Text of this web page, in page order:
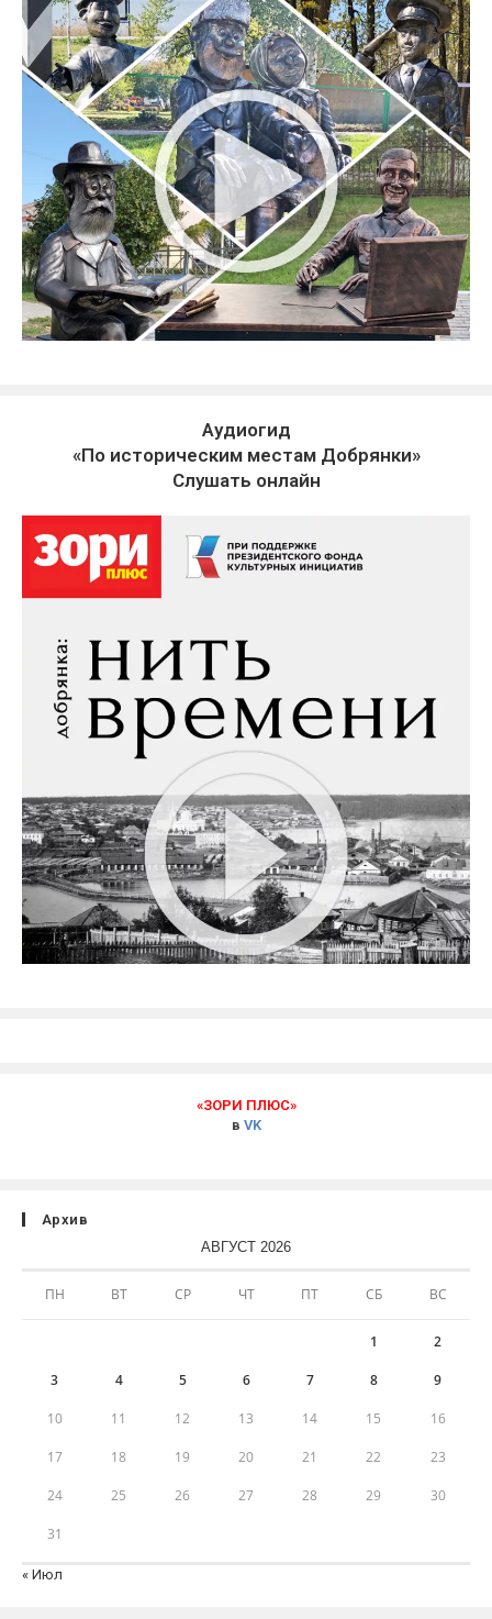
Аудиогид
«По историческим местам Добрянки»
Слушать онлайн
«ЗОРИ ПЛЮС»
в VK
Архив
АВГУСТ 2026
ПН ВТ СР ЧТ ПТ СБ ВС
1 2
3 4 5 6 7 8 9
10 11 12 13 14 15 16
17 18 19 20 21 22 23
24 25 26 27 28 29 30
31
« Июл